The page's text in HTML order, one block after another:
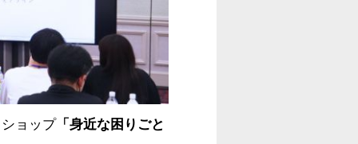
ョップ「身近な困りごと